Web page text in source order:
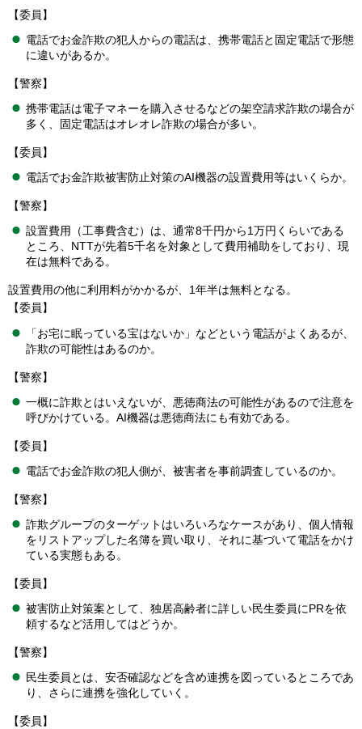
【委員】
電話でお金詐欺の犯人からの電話は、携帯電話と固定電話で形態
に違いがあるか。
【警察】
携帯電話は電子マネーを購入させるなどの架空請求詐欺の場合が
多く、固定電話はオレオレ詐欺の場合が多い。
【委員】
電話でお金詐欺被害防止対策のAI機器の設置費用等はいくらか。
【警察】
設置費用（工事費含む）は、通常8千円から1万円くらいである
ところ、NTTが先着5千名を対象として費用補助をしており、現
在は無料である。
設置費用の他に利用料がかかるが、1年半は無料となる。
【委員】
「お宅に眠っている宝はないか」などという電話がよくあるが、
詐欺の可能性はあるのか。
【警察】
一概に詐欺とはいえないが、悪徳商法の可能性があるので注意を
呼びかけている。AI機器は悪徳商法にも有効である。
【委員】
電話でお金詐欺の犯人側が、被害者を事前調査しているのか。
【警察】
詐欺グループのターゲットはいろいろなケースがあり、個人情報
をリストアップした名簿を買い取り、それに基づいて電話をかけ
ている実態もある。
【委員】
被害防止対策案として、独居高齢者に詳しい民生委員にPRを依
頼するなど活用してはどうか。
【警察】
民生委員とは、安否確認などを含め連携を図っているところであ
り、さらに連携を強化していく。
【委員】